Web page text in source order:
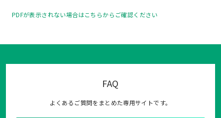
PDFが表示されない場合はこちらからご確認ください
FAQ
よくあるご質問をまとめた専用サイトです。